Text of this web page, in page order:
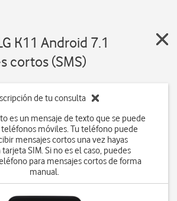
K11 Android 7.1
cortos (SMS)
de tu consulta
es un mensaje de texto que se puede
móviles. Tu teléfono puede
mensajes cortos una vez hayas
SIM. Si no es el caso, puedes
para mensajes cortos de forma
manual.